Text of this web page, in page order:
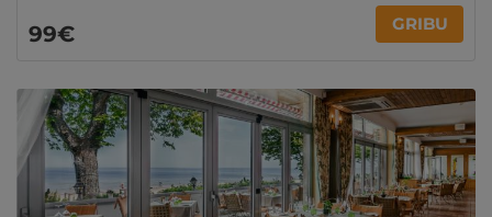
99€ GRIBU